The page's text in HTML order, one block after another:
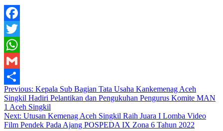
Facebook
Twitter
WhatsApp
Gmail
Share
Previous: Kepala Sub Bagian Tata Usaha Kankemenag Aceh
Singkil Hadiri Pelantikan dan Pengukuhan Pengurus Komite MAN
1 Aceh Singkil
Next: Utusan Kemenag Aceh Singkil Raih Juara I Lomba Video
Film Pendek Pada Ajang POSPEDA IX Zona 6 Tahun 2022